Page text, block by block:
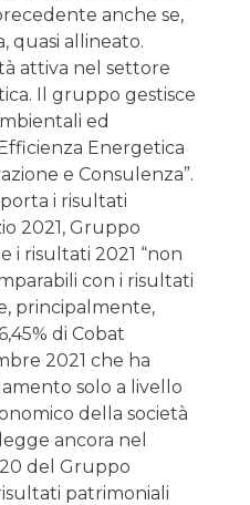
anche se,
quasi allineato.
attiva nel settore
Il gruppo gestisce
ed
Energetica
e Consulenza”.
i risultati
2021, Gruppo
i risultati 2021 “non
con i risultati
principalmente,
di Cobat
2021 che ha
solo a livello
della società
ancora nel
del Gruppo
patrimoniali